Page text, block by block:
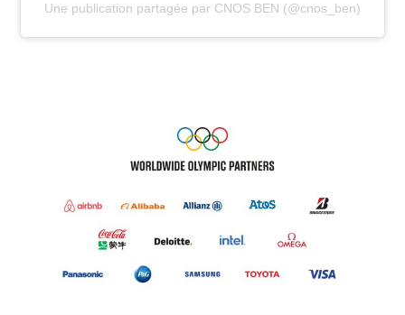
Une publication partagée par CNOS BEN (@cnos_ben)